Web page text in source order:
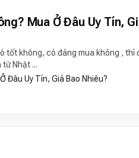
Mua Ở Đâu Uy Tín,
tốt không, có đáng mua không , thì
Nhật ...